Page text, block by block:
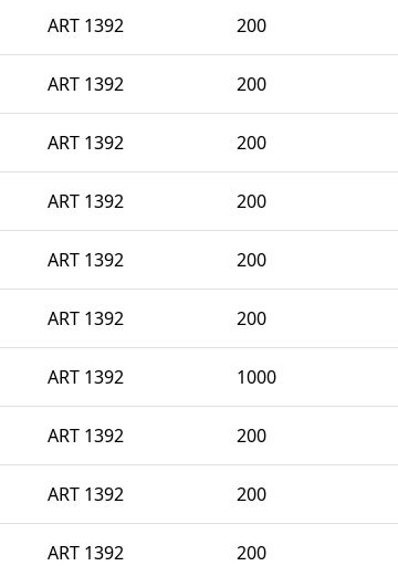
ART 1392 200
ART 1392 200
ART 1392 200
ART 1392 200
ART 1392 200
ART 1392 200
ART 1392 1000
ART 1392 200
ART 1392 200
ART 1392 200